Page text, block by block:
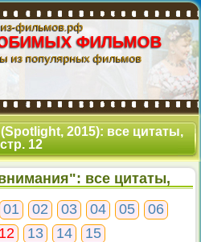
фильмов.рф
ФИЛЬМОВ
из популярных фильмов
2015): все цитаты,
стр. 12
все цитаты,
01 02 03 04 05
06
12 13 14 15